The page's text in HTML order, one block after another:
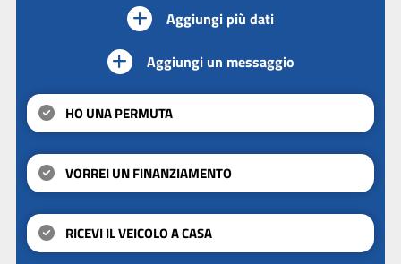
Aggiungi più dati
Aggiungi un messaggio
HO UNA PERMUTA
VORREI UN FINANZIAMENTO
RICEVI IL VEICOLO A CASA